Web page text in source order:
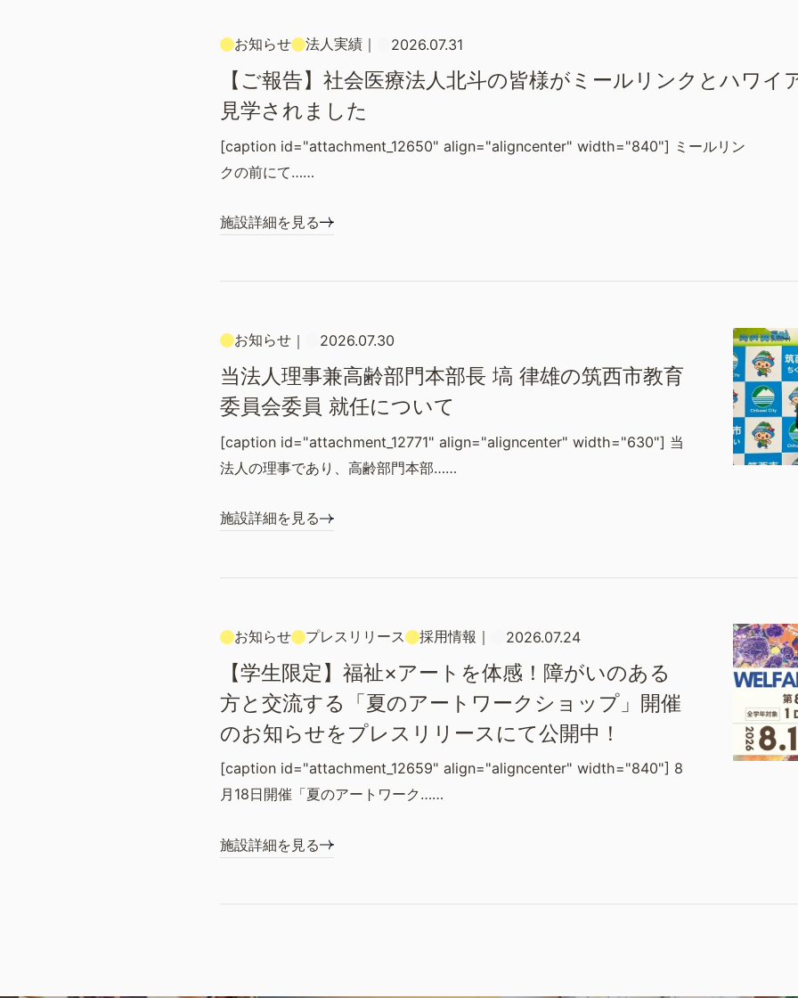
お知らせ 法人実績 ｜ 2026.07.31
【ご報告】社会医療法人北斗の皆様がミールリンクとハワイ
見学されました
[caption id="attachment_12650" align="aligncenter" width="840"] ミールリン
クの前にて……
施設詳細を見る
お知らせ ｜ 2026.07.30
当法人理事兼高齢部門本部長 塙 律雄の筑西市教育
委員会委員 就任について
[caption id="attachment_12771" align="aligncenter" width="630"] 当
法人の理事であり、高齢部門本部……
施設詳細を見る
お知らせ プレスリリース 採用情報 ｜ 2026.07.24
【学生限定】福祉×アートを体感！障がいのある
方と交流する「夏のアートワークショップ」開催
のお知らせをプレスリリースにて公開中！
[caption id="attachment_12659" align="aligncenter" width="840"] 8
月18日開催「夏のアートワーク……
施設詳細を見る